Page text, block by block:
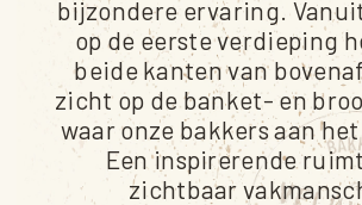
bijzondere ervaring.
op de eerste verdieping
beide kanten van
zicht op de banket- en
waar onze bakkers aan
Een inspirerende
zichtbaar